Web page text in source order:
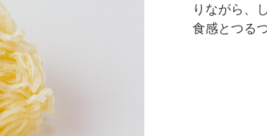
りながら、
食感とつる